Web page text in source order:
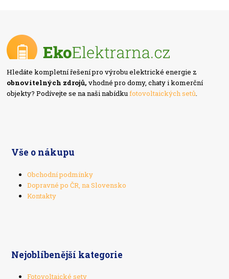
Hledáte kompletní řešení pro výrobu elektrické energie z
obnovitelných zdrojů, vhodné pro domy, chaty i komerční
objekty? Podívejte se na naši nabídkufotovoltaických setů.
Vše o nákupu
Obchodní podmínky
Dopravné po ČR, na Slovensko
Kontakty
Nejoblíbenější kategorie
Fotovoltaické sety